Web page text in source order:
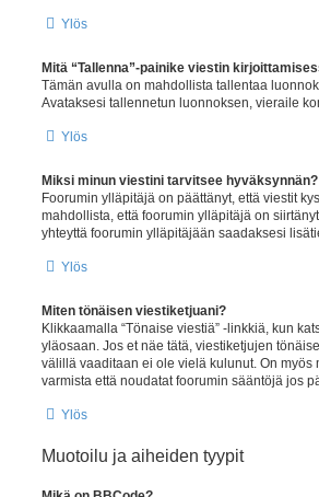
Ylös
Mitä “Tallenna”-painike viestin
Tämän avulla on mahdollista tallentaa
Avataksesi tallennetun luonnoksen, vieraile
Ylös
Miksi minun viestini tarvitsee hyväksynnän?
Foorumin ylläpitäjä on päättänyt, että viestit
mahdollista, että foorumin ylläpitäjä on
yhteyttä foorumin ylläpitäjään saadaksesi
Ylös
Miten tönäisen viestiketjuani?
Klikkaamalla “Tönaise viestiä” -linkkiä, kun
yläosaan. Jos et näe tätä, viestiketjujen
välillä vaaditaan ei ole vielä kulunut. On
varmista että noudatat foorumin sääntöjä jos
Ylös
Muotoilu ja aiheiden tyypit